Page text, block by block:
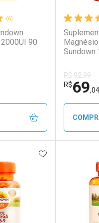
(6)
90
Sundown
R$ 92,99
R$69,04
Por
ADICIONAR